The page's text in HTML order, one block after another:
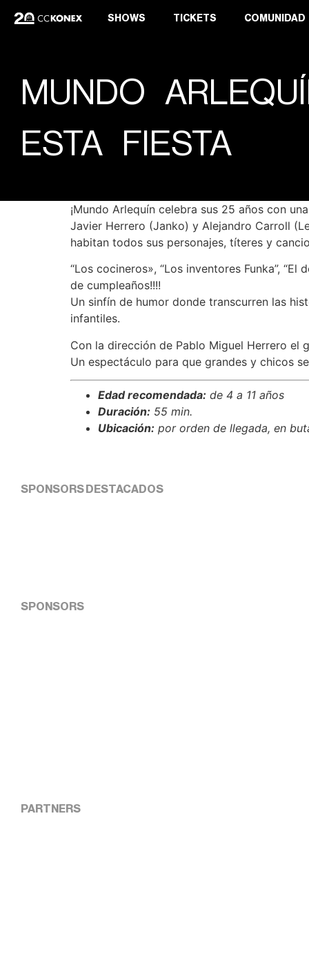
SHOWS TICKETS COMUNIDAD
MUNDO
ESTA FIESTA
¡Mundo Arlequín celebra sus 25 años con
Javier Herrero (Janko) y Alejandro Carroll
habitan todos sus personajes, títeres y
“Los cocineros», “Los inventores Funka”,
de cumpleaños!!!!
Un sinfín de humor donde transcurren las
infantiles.
Con la dirección de Pablo Miguel Herrero el
Un espectáculo para que grandes y chicos
Edad recomendada: de 4 a 11 años
Duración: 55 min.
Ubicación: por orden de llegada, en
SPONSORS DESTACADOS
SPONSORS
PARTNERS